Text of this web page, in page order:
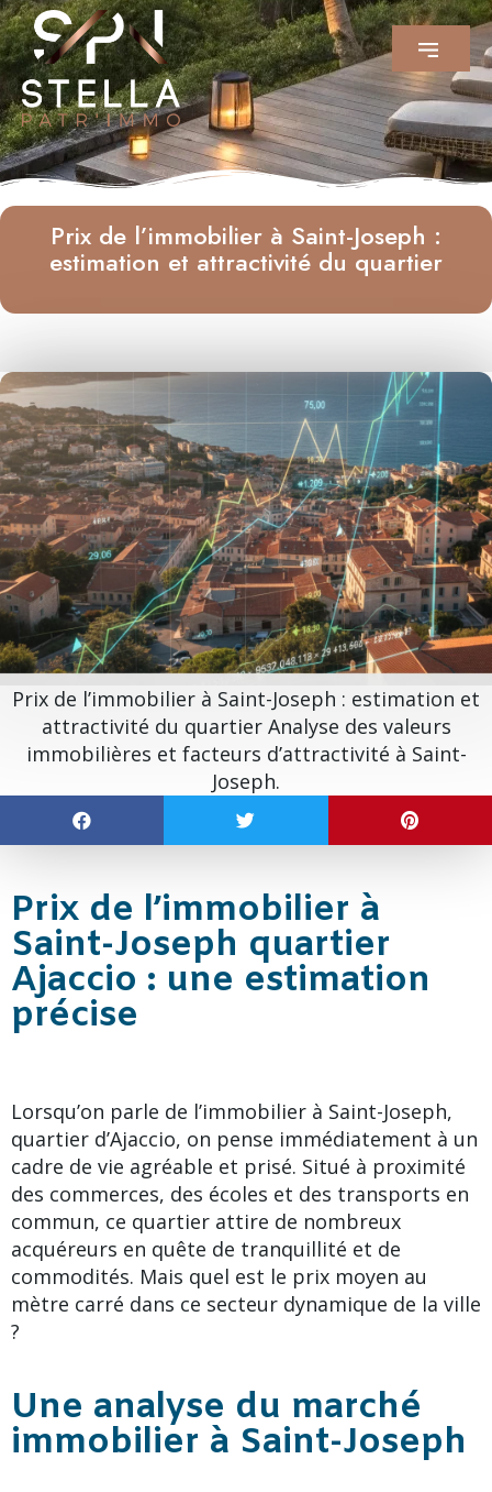
Prix de l’immobilier à Saint-Joseph :
estimation et attractivité du quartier
Prix de l’immobilier à Saint-Joseph : estimation et
attractivité du quartier Analyse des valeurs
immobilières et facteurs d’attractivité à Saint-
Joseph.
Prix de l’immobilier à
Saint-Joseph quartier
Ajaccio : une estimation
précise
Lorsqu’on parle de l’immobilier à Saint-Joseph,
quartier d’Ajaccio, on pense immédiatement à un
cadre de vie agréable et prisé. Situé à proximité
des commerces, des écoles et des transports en
commun, ce quartier attire de nombreux
acquéreurs en quête de tranquillité et de
commodités. Mais quel est le prix moyen au
mètre carré dans ce secteur dynamique de la ville
?
Une analyse du marché
immobilier à Saint-Joseph